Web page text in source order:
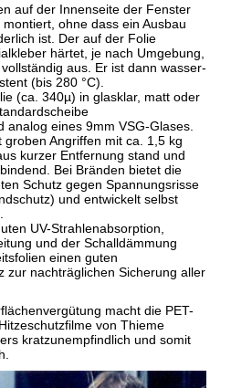
auf der Innenseite der Fenster
ohne dass ein Ausbau
ist. Der auf der Folie
härtet, je nach Umgebung,
aus. Er ist dann wasser-
(bis 280 °C).
(ca. 340µ) in glasklar, matt oder
analog eines 9mm VSG-Glases.
groben Angriffen mit ca. 1,5 kg
kurzer Entfernung stand und
Bei Bränden bietet die
Schutz gegen Spannungsrisse
und entwickelt selbst
UV-Strahlenabsorption,
und der Schalldämmung
einen guten
zur nachträglichen Sicherung aller
macht die PET-
von Thieme
kratzunempfindlich und somit